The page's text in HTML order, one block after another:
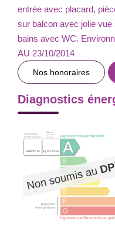
entrée avec placard,
sur balcon avec jolie
bains avec WC.
AU 23/10/2014
Nos honoraires
Diagnostics